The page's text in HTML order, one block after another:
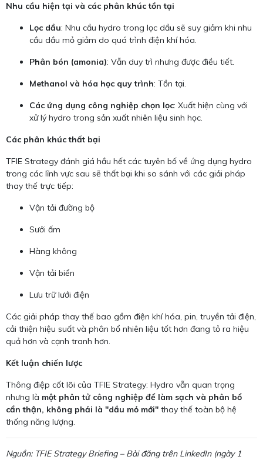
Nhu cầu hiện tại và các phân khúc tồn tại
Lọc dầu: Nhu cầu hydro trong lọc dầu sẽ suy giảm khi nhu
cầu dầu mỏ giảm do quá trình điện khí hóa.
Phân bón (amonia): Vẫn duy trì nhưng được điều tiết.
Methanol và hóa học quy trình: Tồn tại.
Các ứng dụng công nghiệp chọn lọc: Xuất hiện cùng với
xử lý hydro trong sản xuất nhiên liệu sinh học.
Các phân khúc thất bại
TFIE Strategy đánh giá hầu hết các tuyên bố về ứng dụng hydro
trong các lĩnh vực sau sẽ thất bại khi so sánh với các giải pháp
thay thế trực tiếp:
Vận tải đường bộ
Sưởi ấm
Hàng không
Vận tải biển
Lưu trữ lưới điện
Các giải pháp thay thế bao gồm điện khí hóa, pin, truyền tải điện,
cải thiện hiệu suất và phân bổ nhiên liệu tốt hơn đang tỏ ra hiệu
quả hơn và cạnh tranh hơn.
Kết luận chiến lược
Thông điệp cốt lõi của TFIE Strategy: Hydro vẫn quan trọng
nhưng là một phân tử công nghiệp để làm sạch và phân bổ
cẩn thận, không phải là "dầu mỏ mới" thay thế toàn bộ hệ
thống năng lượng.
Nguồn: TFIE Strategy Briefing – Bài đăng trên LinkedIn (ngày 1